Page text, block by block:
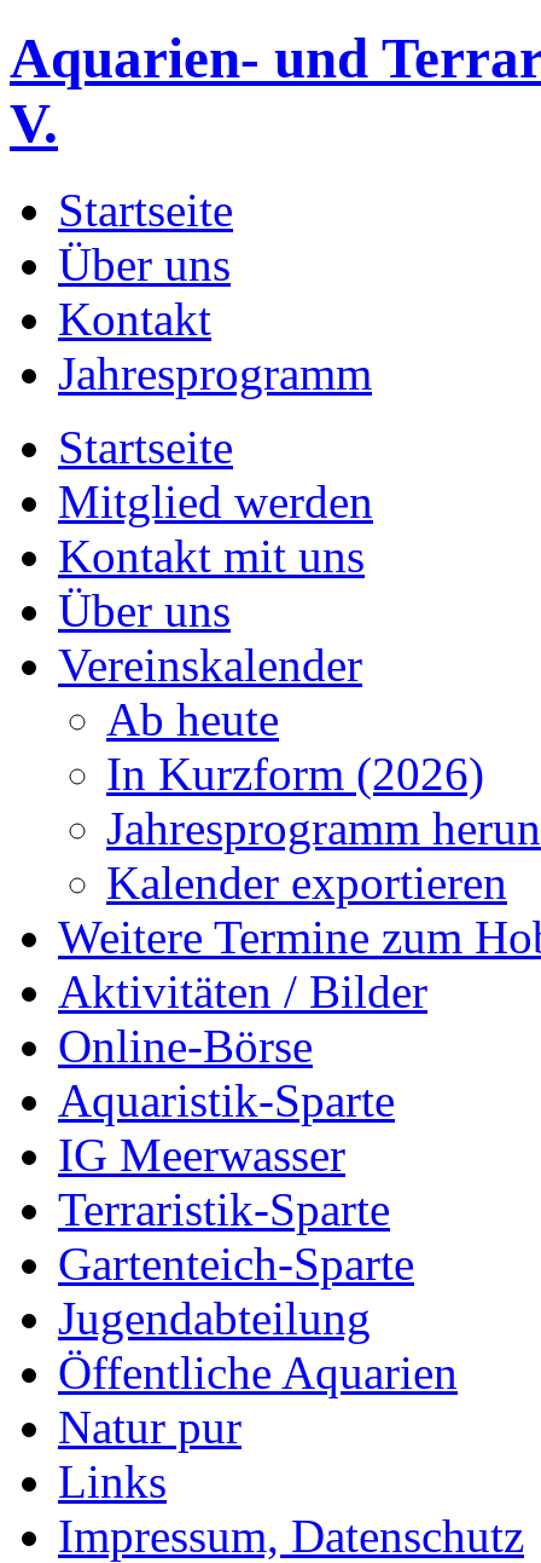
Aquarien- und
V.
Startseite
Über uns
Kontakt
Jahresprogramm
Startseite
Mitglied werden
Kontakt mit uns
Über uns
Vereinskalender
Ab heute
In Kurzform (2026)
Jahresprogramm
Kalender exportieren
Weitere Termine zum
Aktivitäten / Bilder
Online-Börse
Aquaristik-Sparte
IG Meerwasser
Terraristik-Sparte
Gartenteich-Sparte
Jugendabteilung
Öffentliche Aquarien
Natur pur
Links
Impressum, Datenschutz